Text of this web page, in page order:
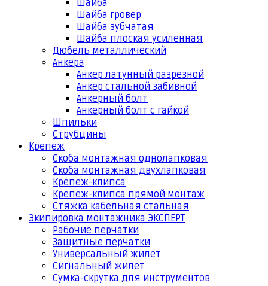
Шайба
Шайба гровер
Шайба зубчатая
Шайба плоская усиленная
Дюбель металлический
Анкера
Анкер латунный разрезной
Анкер стальной забивной
Анкерный болт
Анкерный болт с гайкой
Шпильки
Струбцины
Крепеж
Скоба монтажная однолапковая
Скоба монтажная двухлапковая
Крепеж-клипса
Крепеж-клипса прямой монтаж
Стяжка кабельная стальная
Экипировка монтажника ЭКСПЕРТ
Рабочие перчатки
Защитные перчатки
Универсальный жилет
Сигнальный жилет
Сумка-скрутка для инструментов